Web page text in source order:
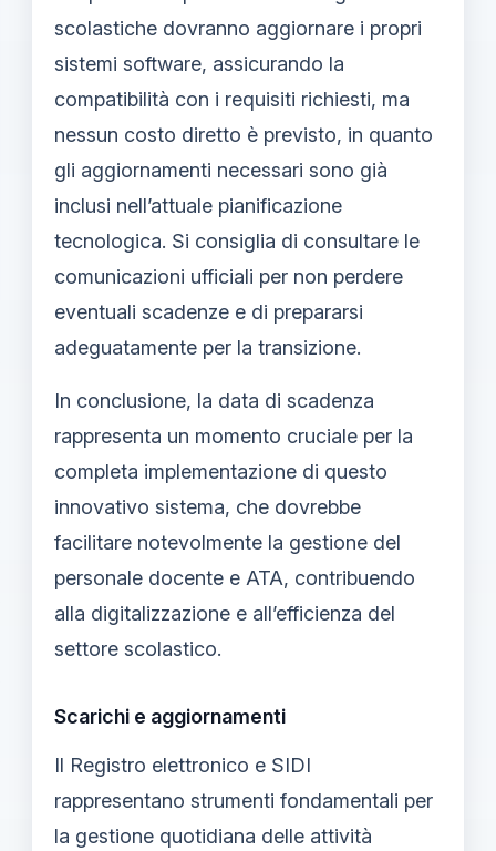
scolastiche dovranno aggiornare i propri
sistemi software, assicurando la
compatibilità con i requisiti richiesti, ma
nessun costo diretto è previsto, in quanto
gli aggiornamenti necessari sono già
inclusi nell’attuale pianificazione
tecnologica. Si consiglia di consultare le
comunicazioni ufficiali per non perdere
eventuali scadenze e di prepararsi
adeguatamente per la transizione.
In conclusione, la data di scadenza
rappresenta un momento cruciale per la
completa implementazione di questo
innovativo sistema, che dovrebbe
facilitare notevolmente la gestione del
personale docente e ATA, contribuendo
alla digitalizzazione e all’efficienza del
settore scolastico.
Scarichi e aggiornamenti
Il Registro elettronico e SIDI
rappresentano strumenti fondamentali per
la gestione quotidiana delle attività